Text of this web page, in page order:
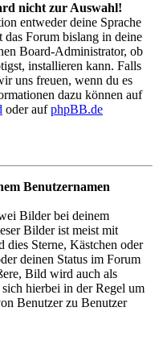
nicht zur Auswahl!
entweder deine Sprache
Forum bislang in deine
Board-Administrator, ob
installieren kann. Falls
uns freuen, wenn du es
dazu können auf
oder aufphpBB.de
Benutzernamen
Bilder bei deinem
Bilder ist meist mit
Sterne, Kästchen oder
deinen Status im Forum
Bild wird auch als
hierbei in der Regel um
Benutzer zu Benutzer